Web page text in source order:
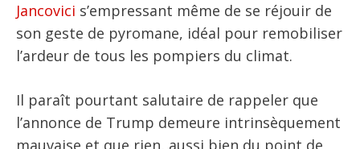
Jancovici s’empressant même de se réjouir de
son geste de pyromane, idéal pour remobiliser
l’ardeur de tous les pompiers du climat.
Il paraît pourtant salutaire de rappeler que
l’annonce de Trump demeure intrinsèquement